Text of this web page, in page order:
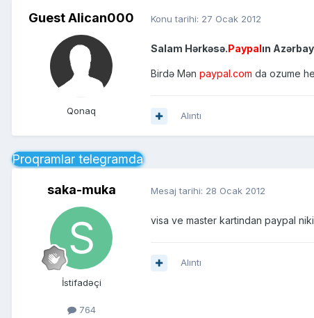
Guest Alican000
Qonaq
Konu tarihi: 27 Ocak 2012
Salam Hərkəsə.Paypalın
Birdə Mən paypal.com da ozume
Alıntı
Proqramlar telegramda
saka-muka
İstifadəçi
764
Mesaj tarihi: 28 Ocak 2012
visa ve master kartindan paypal
Alıntı